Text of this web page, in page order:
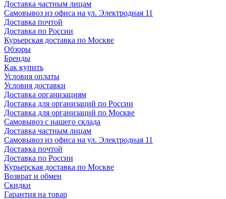
Доставка частным лицам
Самовывоз из офиса на ул. Электродная 11
Доставка почтой
Доставка по России
Курьерская доставка по Москве
Обзоры
Бренды
Как купить
Условия оплаты
Условия доставки
Доставка организациям
Доставка для организаций по России
Доставка для организаций по Москве
Самовывоз с нашего склада
Доставка частным лицам
Самовывоз из офиса на ул. Электродная 11
Доставка почтой
Доставка по России
Курьерская доставка по Москве
Возврат и обмен
Скидки
Гарантия на товар